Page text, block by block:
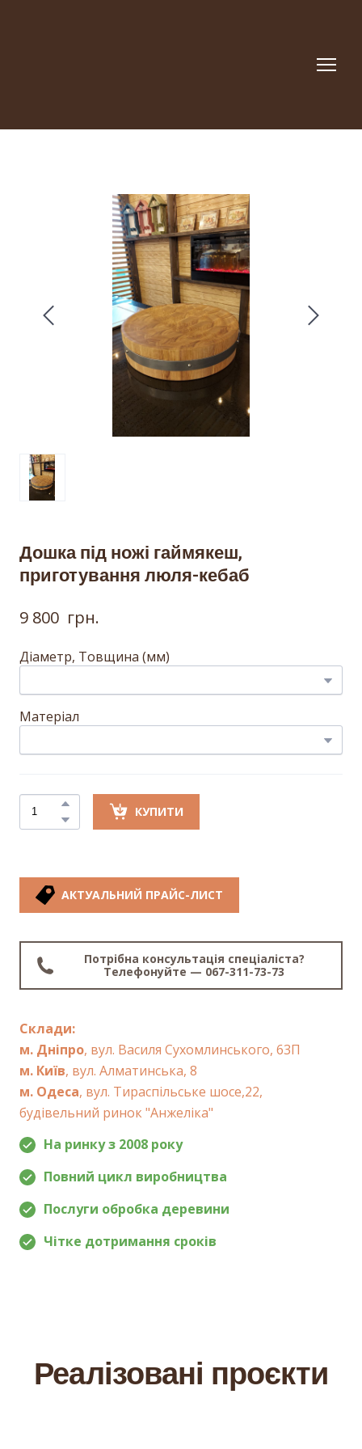
Дошка під ножі гаймякеш,
приготування люля-кебаб
9 800  грн.
Діаметр, Товщина (мм)
Матеріал
КУПИТИ
АКТУАЛЬНИЙ ПРАЙС-ЛИСТ
Потрібна консультація спеціаліста?
Телефонуйте — 067-311-73-73
Склади:
м. Дніпро, вул. Василя Сухомлинського, 63П
м. Київ, вул. Алматинська, 8
м. Одеса, вул. Тираспільське шосе,22,
будівельний ринок "Анжеліка"
На ринку з 2008 року
Повний цикл виробництва
Послуги обробка деревини
Чітке дотримання сроків
Реалізовані проєкти